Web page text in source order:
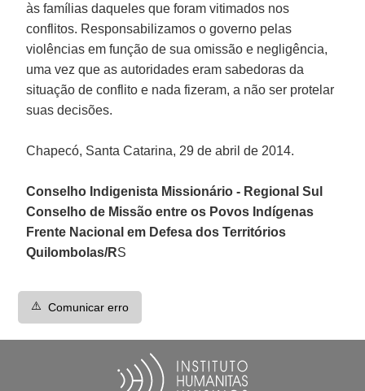
às famílias daqueles que foram vitimados nos
conflitos. Responsabilizamos o governo pelas
violências em função de sua omissão e negligência,
uma vez que as autoridades eram sabedoras da
situação de conflito e nada fizeram, a não ser protelar
suas decisões.
Chapecó, Santa Catarina, 29 de abril de 2014.
Conselho Indigenista Missionário - Regional Sul
Conselho de Missão entre os Povos Indígenas
Frente Nacional em Defesa dos Territórios
Quilombolas/RS
⚠️ Comunicar erro